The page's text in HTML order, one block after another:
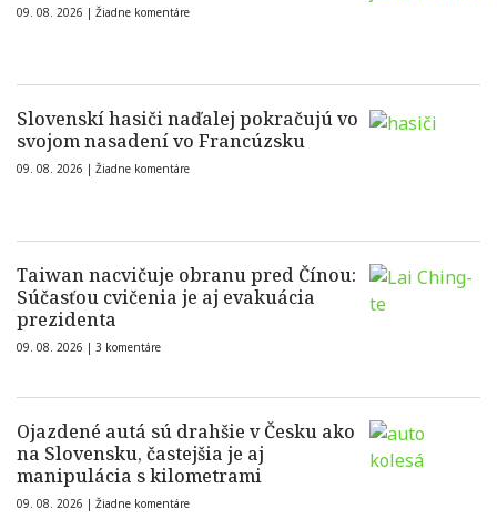
09. 08. 2026 | Žiadne komentáre
Slovenskí hasiči naďalej pokračujú vo
svojom nasadení vo Francúzsku
09. 08. 2026 | Žiadne komentáre
Taiwan nacvičuje obranu pred Čínou:
Súčasťou cvičenia je aj evakuácia
prezidenta
09. 08. 2026 | 3 komentáre
Ojazdené autá sú drahšie v Česku ako
na Slovensku, častejšia je aj
manipulácia s kilometrami
09. 08. 2026 | Žiadne komentáre